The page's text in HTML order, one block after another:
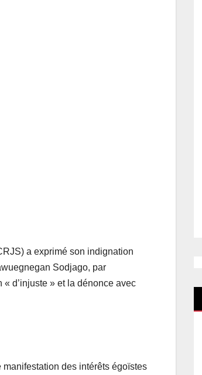
a exprimé son indignation
Sodjago, par
d’injuste » et la dénonce avec
des intérêts égoïstes